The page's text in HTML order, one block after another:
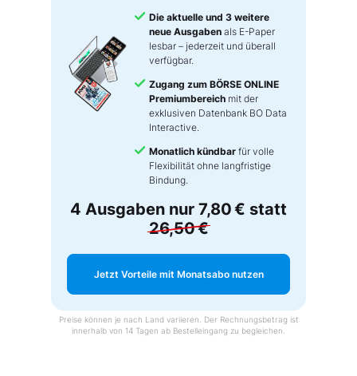
Die aktuelle und 3 weitere
neue Ausgaben als E-Paper
lesbar – jederzeit und überall
verfügbar.
Zugang zum BÖRSE ONLINE
Premiumbereich mit der
exklusiven Datenbank BO Data
Interactive.
Monatlich kündbar für volle
Flexibilität ohne langfristige
Bindung.
4 Ausgaben nur 7,80 € statt
26,50 €
Jetzt Vorteile mit Monatsabo nutzen
Preise können je nach Land variieren. Der Rechnungsbetrag ist
innerhalb von 14 Tagen ab Bestelleingang zu begleichen.